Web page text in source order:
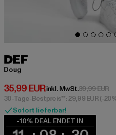
DEF
Doug
35,99 EUR
Derzeitiger Preis: 35,99 EUR
inkl. MwSt.39,99 EUR
30-Tage-Bestpreis**: 29,99 EUR(-
Sofort lieferbar!
-10% DEAL ENDET IN